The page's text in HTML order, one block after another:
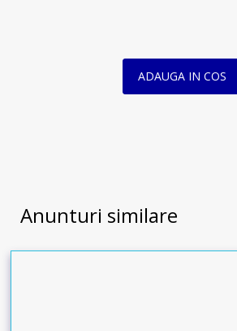
ADAUGA IN COS
Anunturi similare